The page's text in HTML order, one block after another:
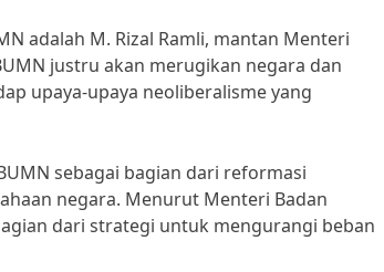
adalah M. Rizal Ramli, mantan Menteri
justru akan merugikan negara dan
upaya-upaya neoliberalisme yang
sebagai bagian dari reformasi
negara. Menurut Menteri Badan
dari strategi untuk mengurangi beban